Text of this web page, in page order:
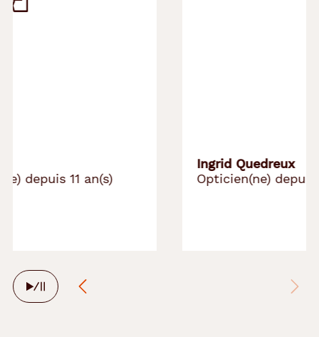
Opticien(ne) depuis 1 an(s)
Arrêter
le
défilement
automatique